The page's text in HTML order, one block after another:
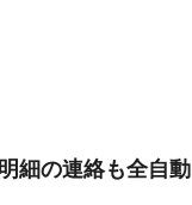
明細の連絡も全自動